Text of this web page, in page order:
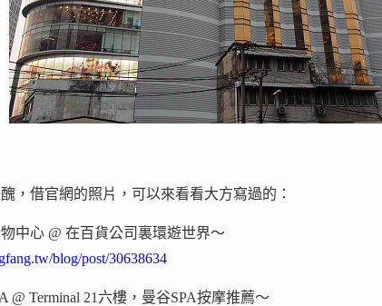
，借官網的照片，可以來看看大方寫過的：
物中心 @ 在百貨公司裏環遊世界～
blog/post/30638634
@ Terminal 21六樓，曼谷SPA按摩推薦～